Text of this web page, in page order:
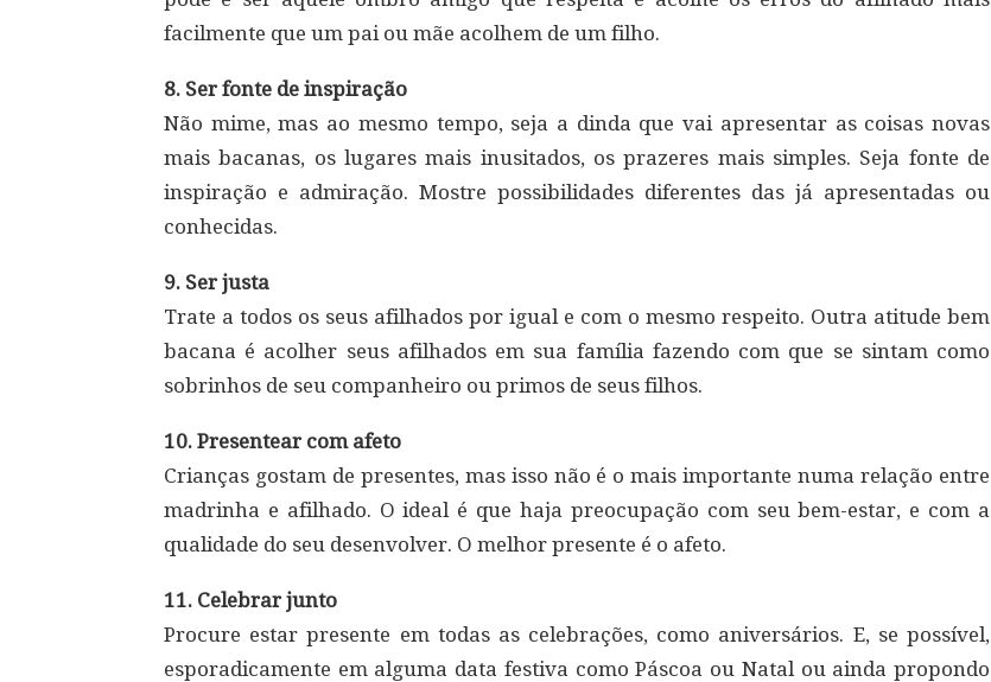
facilmente que um pai ou mãe acolhem de um filho.
8. Ser fonte de inspiração
Não mime, mas ao mesmo tempo, seja a dinda que vai apresentar as coisas novas
mais bacanas, os lugares mais inusitados, os prazeres mais simples. Seja fonte de
inspiração e admiração. Mostre possibilidades diferentes das já apresentadas ou
conhecidas.
9. Ser justa
Trate a todos os seus afilhados por igual e com o mesmo respeito. Outra atitude bem
bacana é acolher seus afilhados em sua família fazendo com que se sintam como
sobrinhos de seu companheiro ou primos de seus filhos.
10. Presentear com afeto
Crianças gostam de presentes, mas isso não é o mais importante numa relação entre
madrinha e afilhado. O ideal é que haja preocupação com seu bem-estar, e com a
qualidade do seu desenvolver. O melhor presente é o afeto.
11. Celebrar junto
Procure estar presente em todas as celebrações, como aniversários. E, se possível,
esporadicamente em alguma data festiva como Páscoa ou Natal ou ainda propondo